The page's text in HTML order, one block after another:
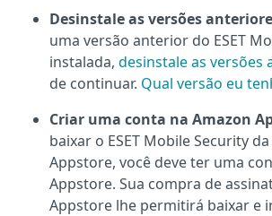
Desinstale as versões
uma versão anterior do ESET
instalada, desinstale as versões
de continuar. Qual versão eu
Criar uma conta na Amazon
baixar o ESET Mobile Security
Appstore, você deve ter uma
Appstore. Sua compra de
Appstore lhe permitirá baixar e